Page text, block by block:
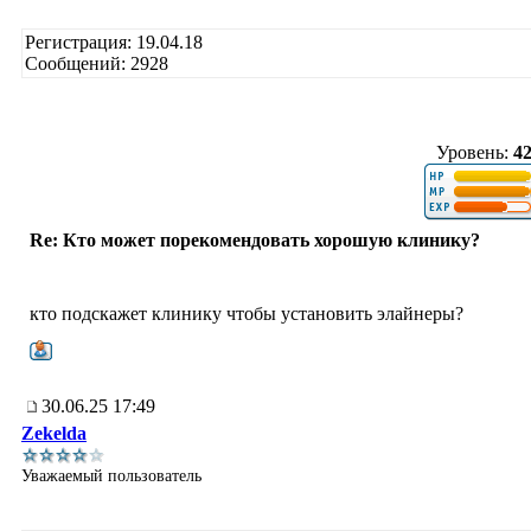
Регистрация: 19.04.18
Сообщений: 2928
Уровень: 42
Re: Кто может порекомендовать хорошую клинику?
кто подскажет клинику чтобы установить элайнеры?
30.06.25 17:49
Zekelda
Уважаемый пользователь